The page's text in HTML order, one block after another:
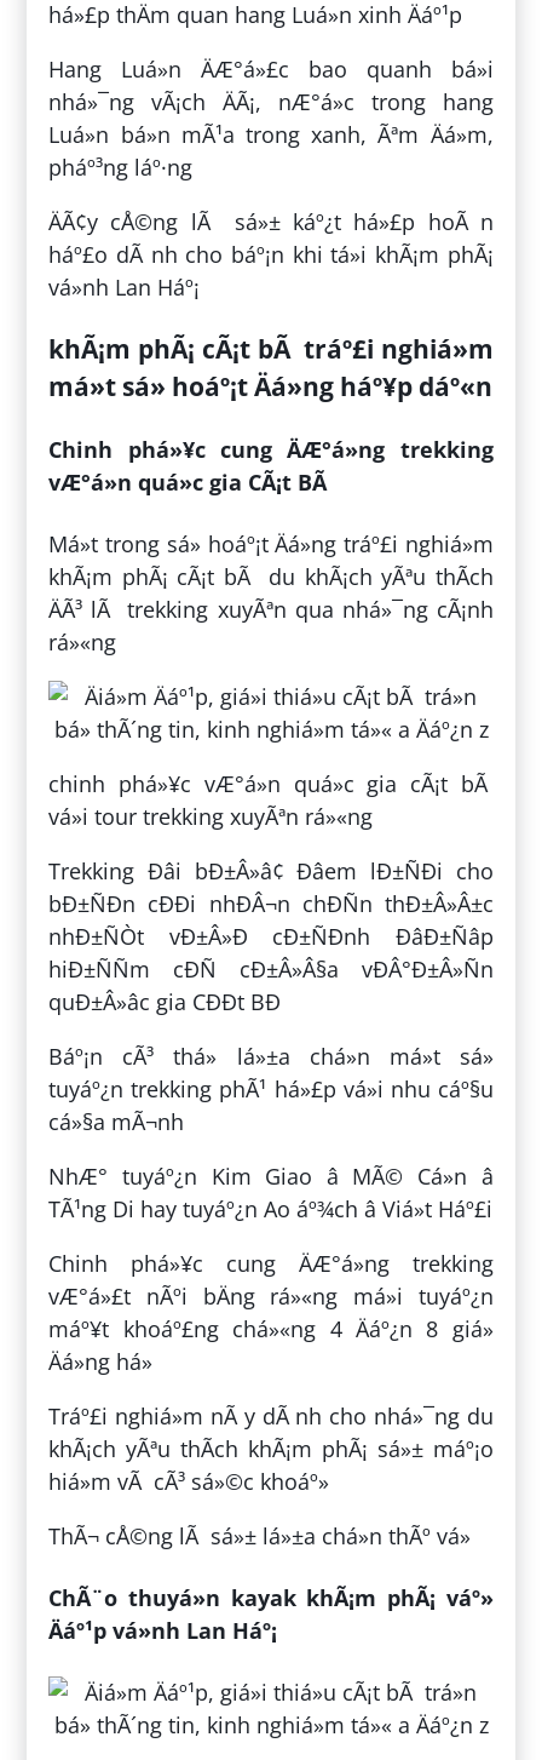
há»£p thÄm quan hang Luá»n xinh Äáº¹p
Hang Luá»n ÄÆ°á»£c bao quanh bá»i
nhá»¯ng vÃ¡ch ÄÃ¡, nÆ°á»c trong hang
Luá»n bá»n mÃ¹a trong xanh, Ãªm Äá»m,
pháº³ng láº·ng
ÄÃ¢y cÅ©ng lÃ sá»± káº¿t há»£p hoÃ n
háº£o dÃ nh cho báº¡n khi tá»i khÃ¡m phÃ¡
vá»nh Lan Háº¡
khÃ¡m phÃ¡ cÃ¡t bÃ tráº£i nghiá»m
má»t sá» hoáº¡t Äá»ng háº¥p dáº«n
Chinh phá»¥c cung ÄÆ°á»ng trekking
vÆ°á»n quá»c gia CÃ¡t BÃ
Má»t trong sá» hoáº¡t Äá»ng tráº£i nghiá»m
khÃ¡m phÃ¡ cÃ¡t bÃ du khÃ¡ch yÃªu thÃ­ch
ÄÃ³ lÃ trekking xuyÃªn qua nhá»¯ng cÃ¡nh
rá»«ng
chinh phá»¥c vÆ°á»n quá»c gia cÃ¡t bÃ
vá»i tour trekking xuyÃªn rá»«ng
Trekking Ðâi bÐ±Â»â¢ Ðâem lÐ±ÑÐi cho
bÐ±ÑÐn cÐÐi nhÐÂ¬n chÐÑn thÐ±Â»Â±c
nhÐ±ÑÒt vÐ±Â»Ð cÐ±ÑÐnh ÐâÐ±Ñâp
hiÐ±ÑÑm cÐÑ cÐ±Â»Â§a vÐÂ°Ð±Â»Ñn
quÐ±Â»âc gia CÐÐt BÐ
Báº¡n cÃ³ thá» lá»±a chá»n má»t sá»
tuyáº¿n trekking phÃ¹ há»£p vá»i nhu cáº§u
cá»§a mÃ¬nh
NhÆ° tuyáº¿n Kim Giao â MÃ© Cá»n â
TÃ¹ng Di hay tuyáº¿n Ao áº¾ch â Viá»t Háº£i
Chinh phá»¥c cung ÄÆ°á»ng trekking
vÆ°á»£t nÃºi bÄng rá»«ng má»i tuyáº¿n
máº¥t khoáº£ng chá»«ng 4 Äáº¿n 8 giá»
Äá»ng há»
Tráº£i nghiá»m nÃ y dÃ nh cho nhá»¯ng du
khÃ¡ch yÃªu thÃ­ch khÃ¡m phÃ¡ sá»± máº¡o
hiá»m vÃ cÃ³ sá»©c khoáº»
ThÃ¬ cÅ©ng lÃ sá»± lá»±a chá»n thÃº vá»
ChÃ¨o thuyá»n kayak khÃ¡m phÃ¡ váº»
Äáº¹p vá»nh Lan Háº¡